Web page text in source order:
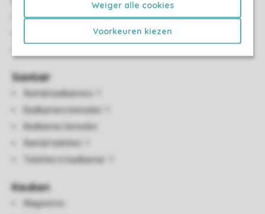
Weiger alle cookies
Voorkeuren kiezen
Zithoek
Sanitair
Aantal badkamers: 1
Badkamers beneden: 1
Badkamer beneden
Aantal toiletten: 1
Toiletten in badkamer: 1
Keuken
Magnetron